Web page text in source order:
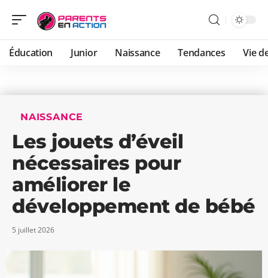
Éducation Junior Naissance Tendances Vie
NAISSANCE
Les jouets d’éveil
nécessaires pour
améliorer le
développement de bébé
5 juillet 2026